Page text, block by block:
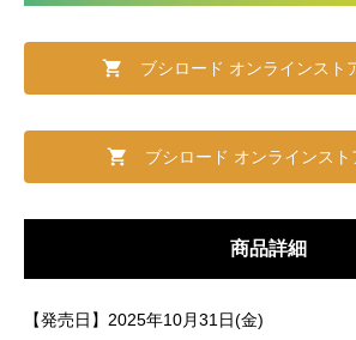
ブシロード オンラインスト
ブシロード オンラインスト
商品詳細
【発売日】2025年10月31日(金)